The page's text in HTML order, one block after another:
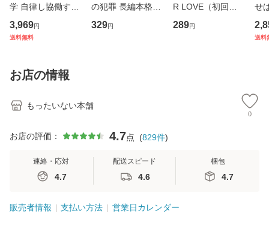
学 自律し協働する
専門職の看護マネ
ジメントスキル 改
恵 藤本幸三 / 南江
堂 [単行
3,969円
送料無料
の犯罪 長編本格推
理小説 (光文社文
庫) / 島田荘司 / 光
329円
R LOVE（初回生
産限定盤） / 清水
翔太×加藤ミリヤ /
289円
せ
タ
送料
お店の情報
もったいない本舗
0
お店の評価： 4.7点 (829件)
連絡・応対
4.7
配送スピード
4.6
梱包
4.7
販売者情報 支払い方法 営業日カレンダー